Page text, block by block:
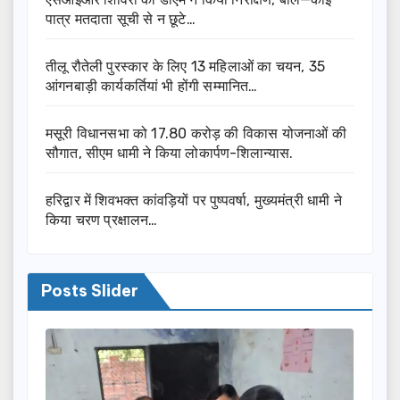
पात्र मतदाता सूची से न छूटे…
तीलू रौतेली पुरस्कार के लिए 13 महिलाओं का चयन, 35
आंगनबाड़ी कार्यकर्तियां भी होंगी सम्मानित…
मसूरी विधानसभा को 17.80 करोड़ की विकास योजनाओं की
सौगात, सीएम धामी ने किया लोकार्पण-शिलान्यास.
हरिद्वार में शिवभक्त कांवड़ियों पर पुष्पवर्षा, मुख्यमंत्री धामी ने
किया चरण प्रक्षालन…
Posts Slider